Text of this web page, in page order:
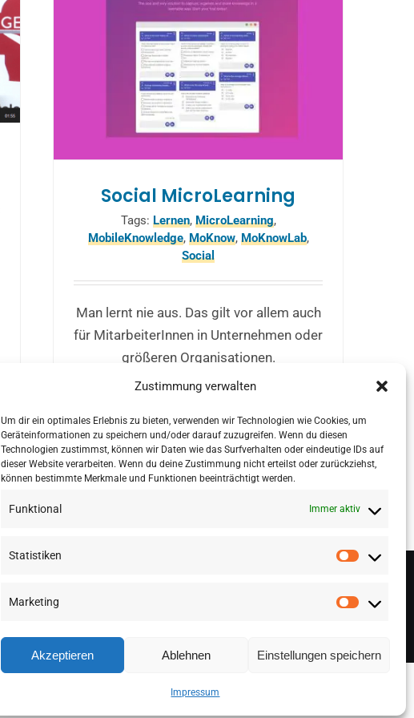
Zustimmung verwalten
Um dir ein optimales Erlebnis zu bieten, verwenden wir Technologien wie Cookies, um
Geräteinformationen zu speichern und/oder darauf zuzugreifen. Wenn du diesen
Technologien zustimmst, können wir Daten wie das Surfverhalten oder eindeutige IDs auf
dieser Website verarbeiten. Wenn du deine Zustimmung nicht erteilst oder zurückziehst,
können bestimmte Merkmale und Funktionen beeinträchtigt werden.
Funktional Immer aktiv
Statistiken
Marketing
Akzeptieren Ablehnen Einstellungen speichern
Impressum
Social MicroLearning
Tags: Lernen, MicroLearning,
MobileKnowledge, MoKnow, MoKnowLab,
Social
Man lernt nie aus. Das gilt vor allem auch
für MitarbeiterInnen in Unternehmen oder
größeren Organisationen.